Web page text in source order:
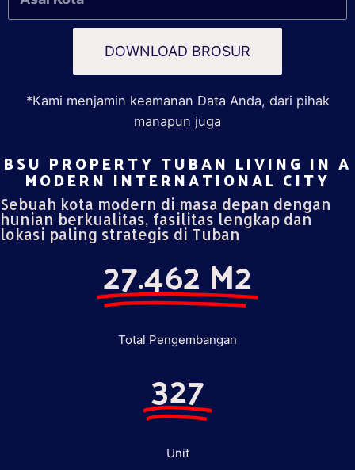
DOWNLOAD BROSUR
*Kami menjamin keamanan Data Anda, dari pihak
manapun juga
BSU PROPERTY TUBAN LIVING IN A
MODERN INTERNATIONAL CITY​
Sebuah kota modern di masa depan dengan
hunian berkualitas, fasilitas lengkap dan
lokasi paling strategis di Tuban
27.462 M2
Total Pengembangan
327
Unit